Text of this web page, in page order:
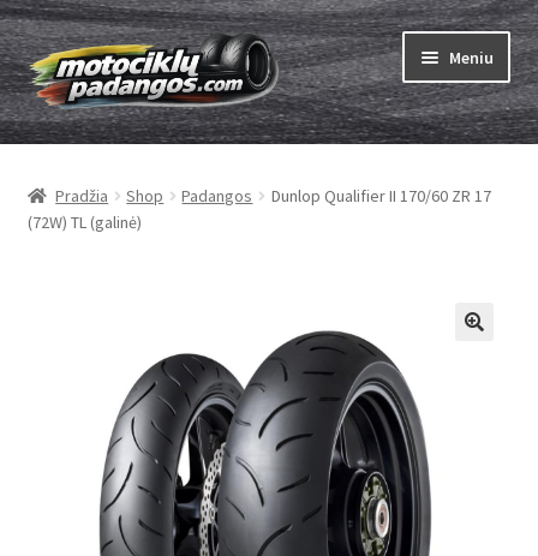
Pereiti
prie
meniu
Pereiti
prie
turinio
Meniu
Padangos
menu
Kameros
menu
Pradžia Shop Padangos
Dunlop Qualifier II 170/60 ZR 17
(72W) TL (galinė)